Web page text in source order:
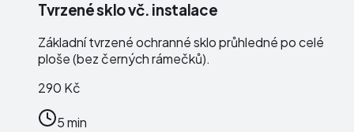
Tvrzené sklo vč. instalace
Základní tvrzené ochranné sklo průhledné po celé
ploše (bez černých rámečků).
290 Kč
5 min